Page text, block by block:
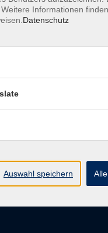
Bamberg Stadt
Bamberg
Informationen
Datenschutz
Auswahl speichern